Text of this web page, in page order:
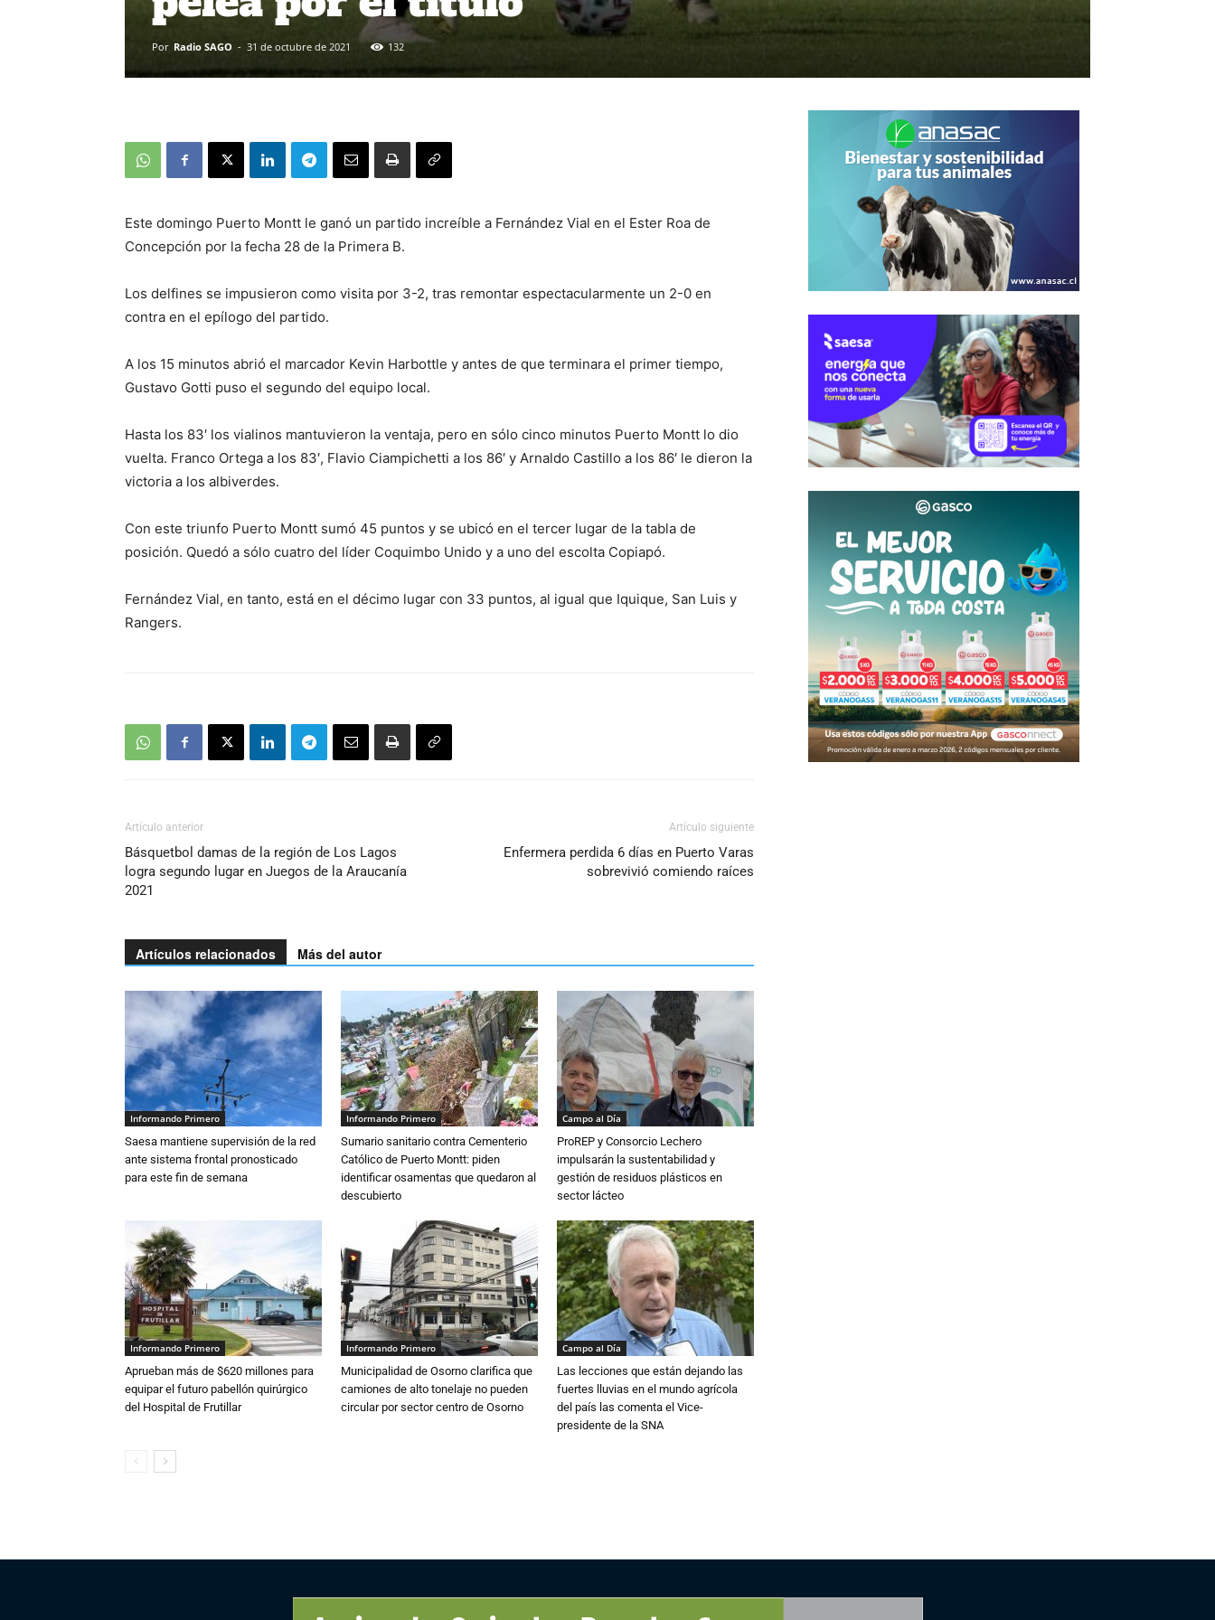
Por Radio SAGO - 31 de octubre de 2021 132
Este domingo Puerto Montt le ganó un partido increíble a Fernández Vial en el Ester Roa de
Concepción por la fecha 28 de la Primera B.
Los delfines se impusieron como visita por 3-2, tras remontar espectacularmente un 2-0 en
contra en el epílogo del partido.
A los 15 minutos abrió el marcador Kevin Harbottle y antes de que terminara el primer tiempo,
Gustavo Gotti puso el segundo del equipo local.
Hasta los 83′ los vialinos mantuvieron la ventaja, pero en sólo cinco minutos Puerto Montt lo dio
vuelta. Franco Ortega a los 83′, Flavio Ciampichetti a los 86′ y Arnaldo Castillo a los 86′ le dieron la
victoria a los albiverdes.
Con este triunfo Puerto Montt sumó 45 puntos y se ubicó en el tercer lugar de la tabla de
posición. Quedó a sólo cuatro del líder Coquimbo Unido y a uno del escolta Copiapó.
Fernández Vial, en tanto, está en el décimo lugar con 33 puntos, al igual que Iquique, San Luis y
Rangers.
Artículo anterior
Básquetbol damas de la región de Los Lagos
logra segundo lugar en Juegos de la Araucanía
2021
Artículo siguiente
Enfermera perdida 6 días en Puerto Varas
sobrevivió comiendo raíces
Artículos relacionados Más del autor
Informando Primero
Saesa mantiene supervisión de la red
ante sistema frontal pronosticado
para este fin de semana
Informando Primero
Sumario sanitario contra Cementerio
Católico de Puerto Montt: piden
identificar osamentas que quedaron al
descubierto
Campo al Día
ProREP y Consorcio Lechero
impulsarán la sustentabilidad y
gestión de residuos plásticos en
sector lácteo
Informando Primero
Aprueban más de $620 millones para
equipar el futuro pabellón quirúrgico
del Hospital de Frutillar
Informando Primero
Municipalidad de Osorno clarifica que
camiones de alto tonelaje no pueden
circular por sector centro de Osorno
Campo al Día
Las lecciones que están dejando las
fuertes lluvias en el mundo agrícola
del país las comenta el Vice-
presidente de la SNA